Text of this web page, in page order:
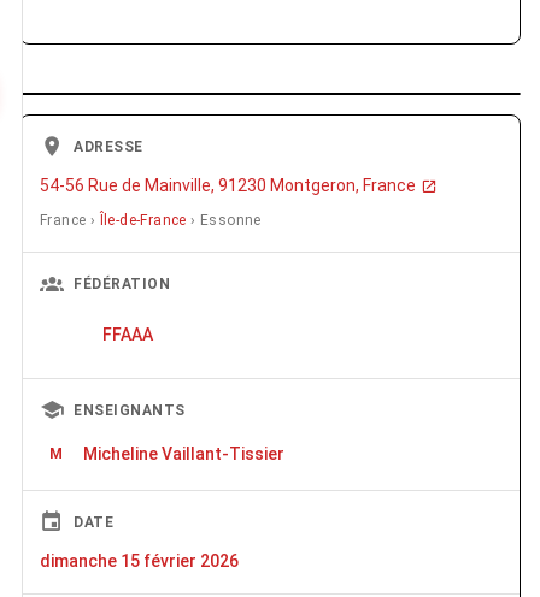
ADRESSE
54-56 Rue de Mainville, 91230 Montgeron, France
France › Île-de-France › Essonne
FÉDÉRATION
FFAAA
ENSEIGNANTS
M Micheline Vaillant-Tissier
DATE
dimanche 15 février 2026